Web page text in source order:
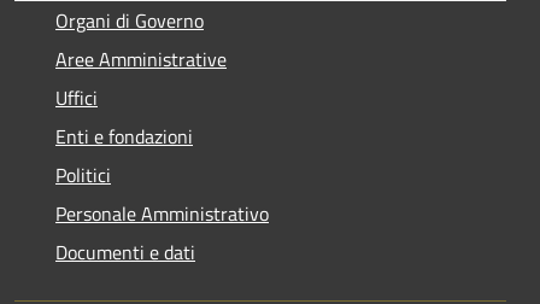
Organi di Governo
Aree Amministrative
Uffici
Enti e fondazioni
Politici
Personale Amministrativo
Documenti e dati